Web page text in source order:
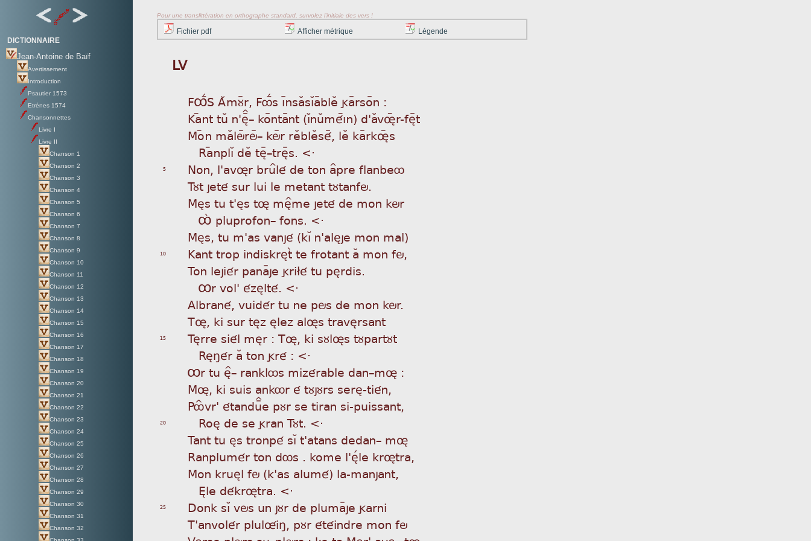
DICTIONNAIRE
Jean-Antoine de Baïf
Avertissement
Introduction
Psautier 1573
Etrénes 1574
Chansonnettes
Livre I
Livre II
Chanson 1
Chanson 2
Chanson 3
Chanson 4
Chanson 5
Chanson 6
Chanson 7
Chanson 8
Chanson 9
Chanson 10
Chanson 11
Chanson 12
Chanson 13
Chanson 14
Chanson 15
Chanson 16
Chanson 17
Chanson 18
Chanson 19
Chanson 20
Chanson 21
Chanson 22
Chanson 23
Chanson 24
Chanson 25
Chanson 26
Chanson 27
Chanson 28
Chanson 29
Chanson 30
Chanson 31
Chanson 32
Pour une translittération en orthographe standard, survolez l'initiale des vers !
Fichier pdf Afficher métrique Légende
LV
FÔÅS AÂmùÿr, FôÅs ìþnsaÂsìÁaÿbleÂ gaÿrsoÿn :
Kaýnt tuÂ n'èÏ_ koÿntaÿnt (ìÁnuÂméìýn) d'aÂvøýr-fèÿt
Moýn maÂlöÿröÿ_ köÿr reÂbleÂséÿ, leÂ kaÿrkøýs
RaýnplìÁ deÂ tèÿ_trèÿs. <·
5 Non, l'avør bru^lé de ton a^pre flanbeô
Tùt jeté sur lui le metant tùtanfö.
Mès tu t'ès tø mè^me jeté de mon kör
Ô á pluprofon_ fons. <·
Mès, tu m'as vanjé (kìÁ n'alèje mon mal)
10 Kant trop indiskrètã te frotant aÂ mon fö,
Ton lejiér panaÿje gri£é tu pèrdis.
Ôr vol' ézèlté. <·
Albrané, vuidér tu ne pös de mon kör.
Tø, ki sur tèz èlez aløs travèrsant
15 Tèrre siél mèr : Tø, ki sùløs tùpartùt
Rèñér aÂ ton gré : <·
Ôr tu è^_ ranklôs mizérable dan_mø :
Mø, ki suis ankôr é tùjùrs serè-tién,
PôÎvr' étanduÏe pùr se tiran si-puissant,
20 Roè de se gran Tùt. <·
Tant tu ès tronpé sìÁ t'atans dedan_ mø
Ranplumér ton dôs . kome l'èÌle krøtra,
Mon kruèl fö (k'as alumé) la-manjant,
Èle dékrøtra. <·
25 Donk sìÁ vös un jùr de plumaÿje garni
T'anvolér plulûiñ, pùr étéindre mon fö